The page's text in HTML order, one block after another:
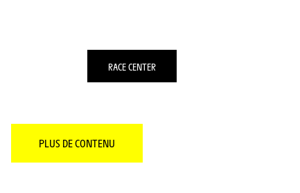
RACE CENTER
PLUS DE CONTENU